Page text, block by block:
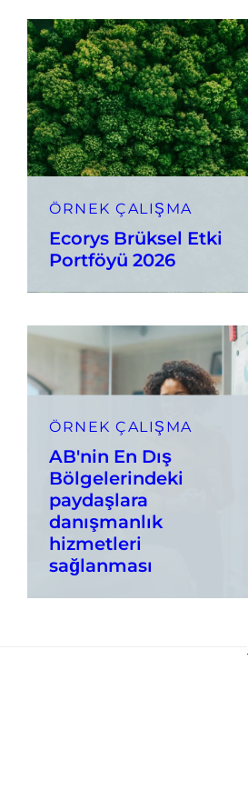
ÖRNEK ÇALIŞMA
Ecorys Brüksel Etki
Portföyü 2026
ÖRNEK ÇALIŞMA
AB'nin En Dış
Bölgelerindeki
paydaşlara
danışmanlık
hizmetleri
sağlanması